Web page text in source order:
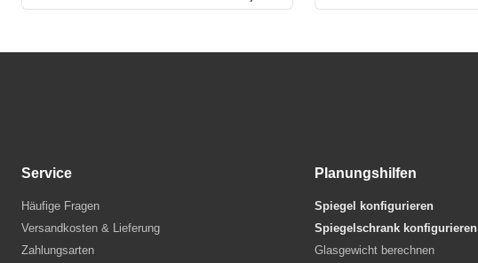
Service
Häufige Fragen
Versandkosten & Lieferung
Zahlungsarten
Planungshilfen
Spiegel konfigurieren
Spiegelschrank konfigurieren
Glasgewicht berechnen